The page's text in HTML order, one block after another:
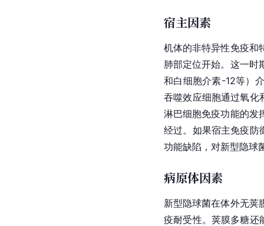
宿主因素
机体的非特异性免疫和
肺部定位开始。这一时
和白细胞介素-12等）
吞噬效应细胞通过氧化
淋巴细胞免疫功能的发
经过。如果宿主免疫防
功能缺陷，对新型隐球
病原体因素
新型隐球菌在体外无荚
疫耐受性。荚膜多糖还